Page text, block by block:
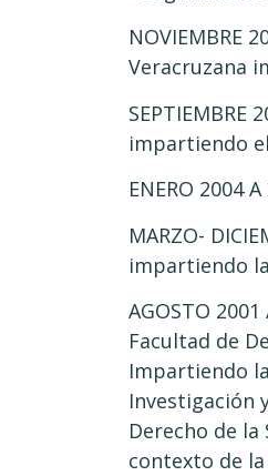
NOVIEMBRE
Veracruzana
impartiendo
ENERO 2004
MARZO-
impartiendo
AGOSTO
Facultad de
Impartiendo
Investigación
Derecho de
contexto de